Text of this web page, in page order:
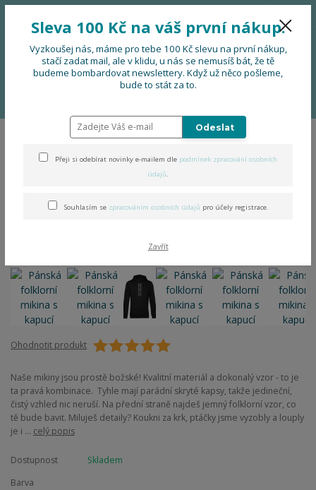
Menu
0 Kč
Pánská folklorní mikina s
Ohodnotit produkt
Naše mikiny jsou prostě božské! Kvalitní materiál a dokonalý vzor - to je
ta pravá kombinace. Tyhle mají parádní skryté kapsy, takže jedineční,
čistý vzhled nic neruší. Na přední straně najdeš jemný folklorní vzor, co
tě bude bavit. Miluješ detaily? Koukni za krk, ptáčky jsme vyzobly a louply
je i ... celý popis
Dostupnost
Skladem
Barva
Sleva 100 Kč na váš první nákup.
Vyzkoušej nás, máme pro tebe 100 Kč slevu na první nákup,
stačí zadat mail, ale v klidu, u nás se nemusíš bát, že tě
budeme bombardovat newslettery. Když už něco pošleme,
bude to stát za to.
Odeslat
Přeji si odebírat novinky e-mailem dle podmínek zpracování osobních
údajů.
Souhlasím se zpracováním osobních údajů pro účely registrace.
Zavřít